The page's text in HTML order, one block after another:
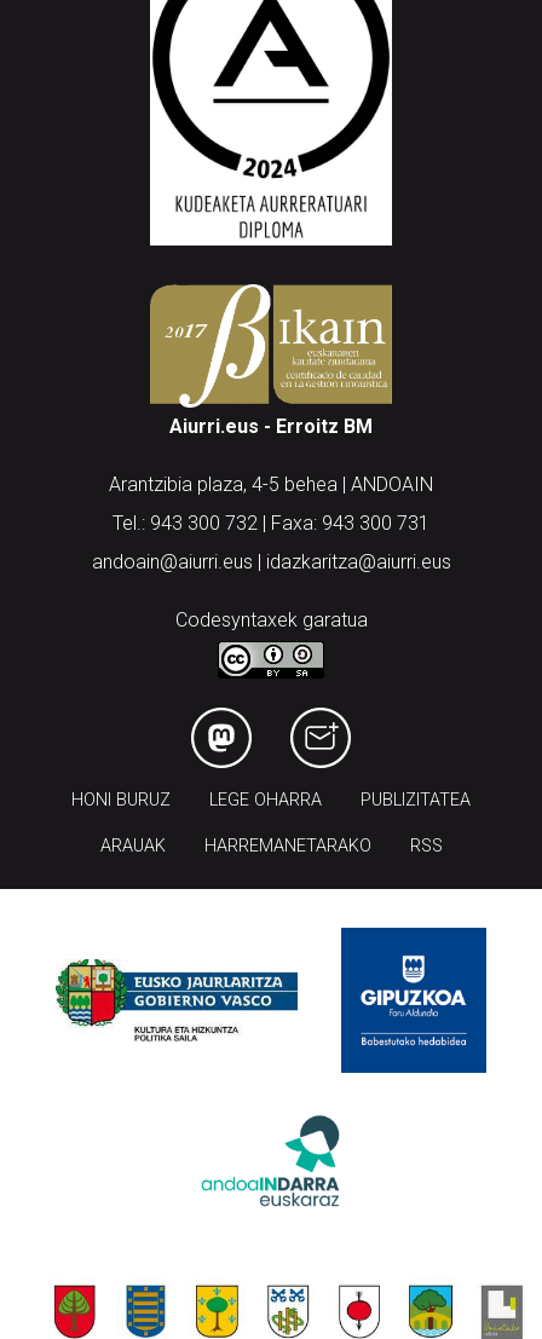
Aiurri.eus - Erroitz BM
Arantzibia plaza, 4-5 behea | ANDOAIN
Tel.: 943 300 732 | Faxa: 943 300 731
andoain@aiurri.eus | idazkaritza@aiurri.eus
Codesyntaxek garatua
HONI BURUZ LEGE OHARRA PUBLIZITATEA
ARAUAK HARREMANETARAKO RSS